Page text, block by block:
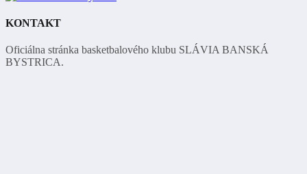
KONTAKT
Oficiálna stránka basketbalového klubu SLÁVIA BANSKÁ
BYSTRICA.